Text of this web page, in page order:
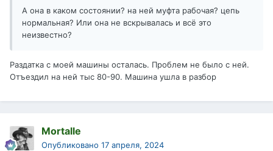
А она в каком состоянии? на ней муфта рабочая? цепь
нормальная? Или она не вскрывалась и всё это
неизвестно?
Раздатка с моей машины осталась. Проблем не было с ней.
Отъездил на ней тыс 80-90. Машина ушла в разбор
Mortalle
Опубликовано 17 апреля, 2024